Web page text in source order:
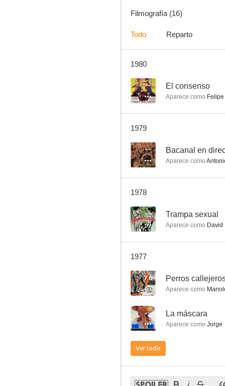
--
Filmografía (16)
Todo Reparto
1980
-- El consenso
Aparece como Felipe
1979
-- Bacanal en
Aparece como
1978
-- Trampa sexual
Aparece como David
1977
7.6 Perros
Aparece como
-- La máscara
Aparece como Jorge
Ver todo